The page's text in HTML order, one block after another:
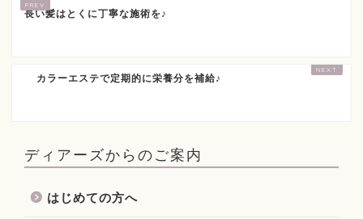
長い髪はとくに丁寧な施術を♪
カラーエステで定期的に栄養分を補給♪
ディアーズからのご案内
はじめての方へ